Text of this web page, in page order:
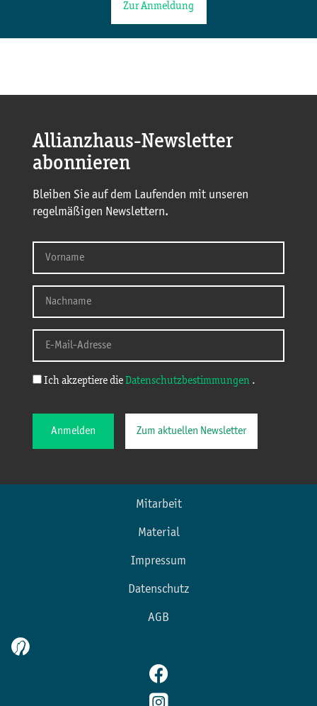
Zur Anmeldung
Allianzhaus-Newsletter
abonnieren
Bleiben Sie auf dem Laufenden mit unseren
regelmäßigen Newslettern.
Ich akzeptiere die Datenschutzbestimmungen .
Anmelden Zum aktuellen Newsletter
Mitarbeit
Material
Impressum
Datenschutz
AGB